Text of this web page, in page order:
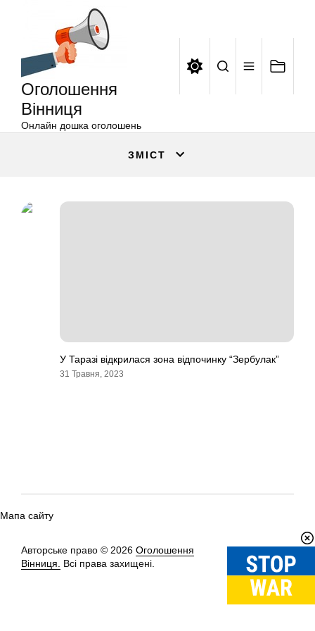
Оголошення
Вінниця
Онлайн дошка оголошень
ЗМІСТ
У Таразі відкрилася зона відпочинку “Зербулак”
31 Травня, 2023
Мапа сайту
Авторське право © 2026 Оголошення
Вінниця.
Всі права захищені.
Вгору↑